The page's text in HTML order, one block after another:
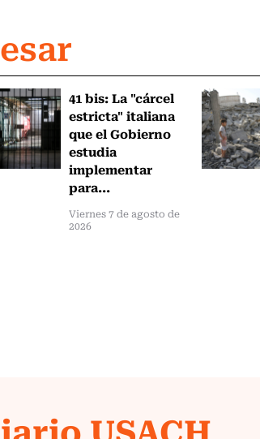
41 bis: La "cárcel
estricta" italiana
que el Gobierno
estudia
implementar
para...
Viernes 7 de agosto de
2026